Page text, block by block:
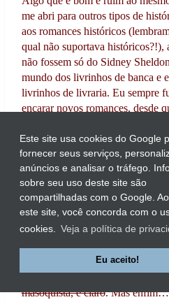
Este site usa cookies do Google
fornecer seus serviços,
anúncios e analisar o tráfego.
sobre seu uso deste site são
compartilhadas com o Google.
este site, você concorda com o
cookies.
Veja a política de
Eu aceito!
me abri para outros tipos de
aos romances históricos
qual não suportava históricos?!),
não fossem só do Sidney
mundo dos livrinhos de banca e
livrinhos de livraria. Eu sempre
encarar novos romances, desde
gostei de livrinhos mais reais, no
mais.rsrs… Eu “pertencia” aos
pouquíssimo espaço para outros
Tenho a sensação de que isso
um pouco mais) para cá. Por
porque me permiti conhecer
emocionar, sofrer (risos), chorar
diferentes, mas incríveis da
“naturalidade” certas histórias
O que me
masoquista, é claro. Mas enfim…